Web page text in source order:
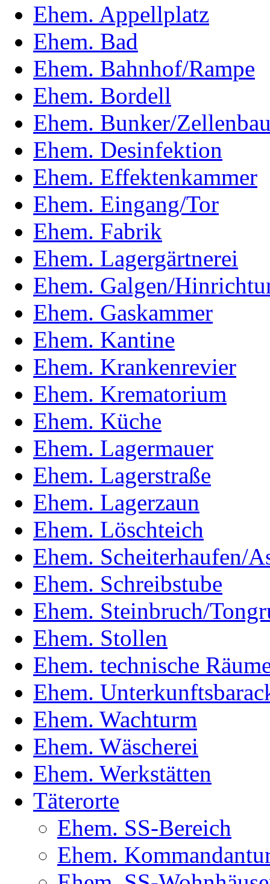
Ehem. Appellplatz
Ehem. Bad
Ehem. Bahnhof/Rampe
Ehem. Bordell
Ehem. Bunker/
Ehem. Desinfektion
Ehem. Effektenkammer
Ehem. Eingang/Tor
Ehem. Fabrik
Ehem. Lagergärtnerei
Ehem. Galgen/
Ehem. Gaskammer
Ehem. Kantine
Ehem. Krankenrevier
Ehem. Krematorium
Ehem. Küche
Ehem. Lagermauer
Ehem. Lagerstraße
Ehem. Lagerzaun
Ehem. Löschteich
Ehem. Scheiterhaufen/
Ehem. Schreibstube
Ehem. Steinbruch/
Ehem. Stollen
Ehem. technische
Ehem.
Ehem. Wachturm
Ehem. Wäscherei
Ehem. Werkstätten
Täterorte
Ehem. SS-Bereich
Ehem.